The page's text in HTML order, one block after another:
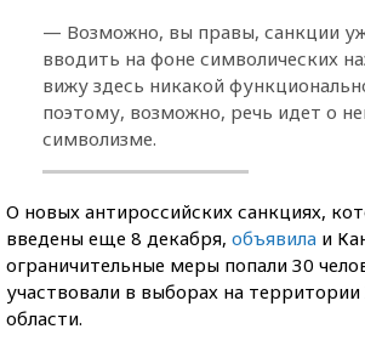
— Возможно, вы правы, санкции
вводить на фоне символических
вижу здесь никакой
поэтому, возможно, речь идет о
символизме.
О новых антироссийских санкциях,
введены еще 8 декабря, объявила и
ограничительные меры попали 30
участвовали в выборах на
области.